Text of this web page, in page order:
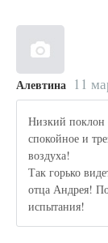
Алевтина 11
Низкий поклон
спокойное и
воздуха!
Так горько
отца Андрея!
испытания!